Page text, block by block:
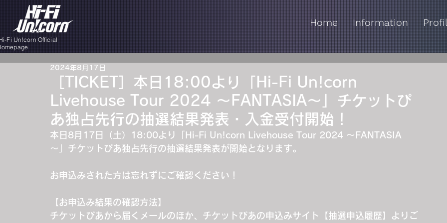
Home Information
Fi Un!corn Official
［TICKET］本日18:00より「Hi-Fi Un!corn
Livehouse Tour 2024 ～FANTASIA～」チケットぴ
あ独占先行の抽選結果発表・入金受付開始！
2024年8月17日
本日8月17日（土）18:00より「Hi-Fi Un!corn Livehouse Tour 2024 ～FANTASIA
～」チケットぴあ独占先行の抽選結果発表が開始となります。
お申込みされた方は忘れずにご確認ください！
【お申込み結果の確認方法】
チケットぴあから届くメールのほか、チケットぴあの申込みサイト【抽選申込履歴】よりご